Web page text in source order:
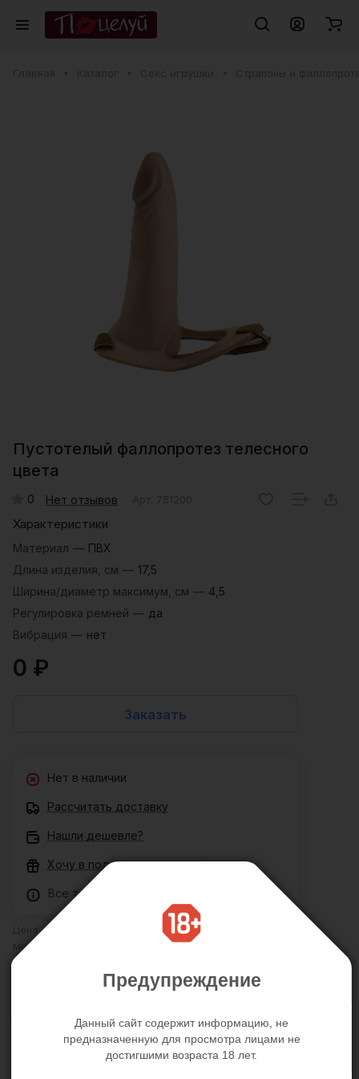
Пустотелый фаллопротез телесного
цвета
0 Нет отзывов
Характеристики
Материал — ПВХ
Длина изделия, см — 17,5
Ширина/диаметр максимум, см — 4,5
Регулировка ремней — да
Вибрация — нет
0 ₽
Заказать
Нет в наличии
Рассчитать доставку
Нашли дешевле?
Хочу в подарок
Все товары сертифицированы
Цена действительна только для интернет-магазина и
может отличаться от цен в розничных магазинах
Предупреждение
Данный сайт содержит информацию, не
предназначенную для просмотра лицами не
достигшими возраста 18 лет.